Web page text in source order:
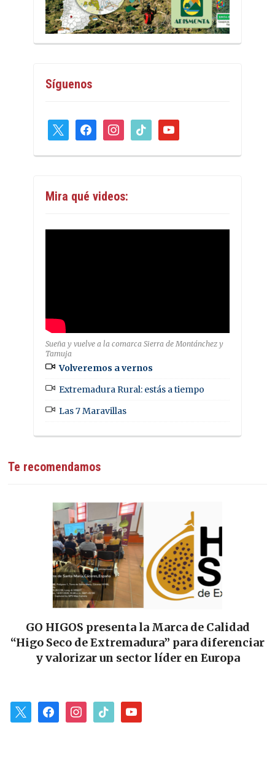
Síguenos
facebookinstagram
tiktok youtube
Mira qué videos:
Sueña y vuelve a la comarca Sierra de Montánchez y
Tamuja
Volveremos a vernos
Extremadura Rural: estás a tiempo
Las 7 Maravillas
Te recomendamos
GO HIGOS presenta la Marca de Calidad
“Higo Seco de Extremadura” para diferenciar
y valorizar un sector líder en Europa
facebookinstagram
tiktok youtube